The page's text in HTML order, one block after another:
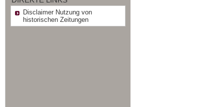
Disclaimer Nutzung von
historischen Zeitungen